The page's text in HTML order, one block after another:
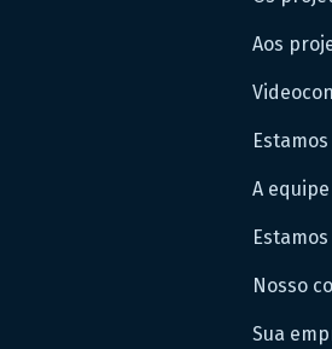
Aos
A
Nosso
Sua